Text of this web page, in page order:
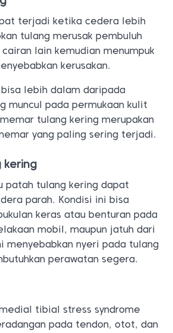
terjadi ketika cedera lebih
tulang merusak pembuluh
lain kemudian menumpuk
kerusakan.
lebih dalam daripada
muncul pada permukaan kulit
tulang kering merupakan
yang paling sering terjadi.
kering
patah tulang kering dapat
parah. Kondisi ini bisa
keras atau benturan pada
mobil, maupun jatuh dari
menyebabkan nyeri pada tulang
perawatan segera.
tibial stress syndrome
pada tendon, otot, dan